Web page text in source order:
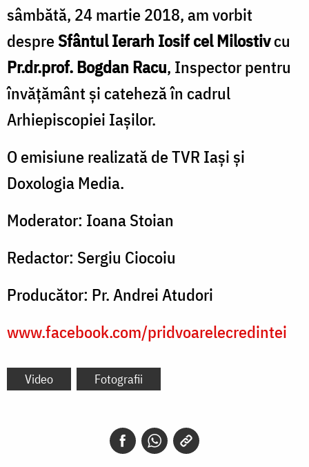
sâmbătă, 24 martie 2018, am vorbit
despreSfântul Ierarh Iosif cel Milostivcu
Pr.dr.prof. Bogdan Racu, Inspector pentru
învățământ și cateheză în cadrul
Arhiepiscopiei Iașilor.
O emisiune realizată de TVR Iaşi şi
Doxologia Media.
Moderator: Ioana Stoian
Redactor: Sergiu Ciocoiu
Producător: Pr. Andrei Atudori
www.facebook.com/pridvoarelecredintei
Video Fotografii